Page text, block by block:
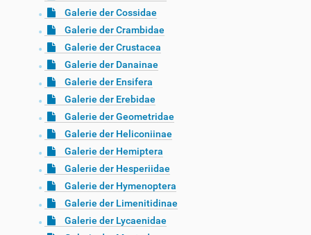
Galerie der Cossidae
Galerie der Crambidae
Galerie der Crustacea
Galerie der Danainae
Galerie der Ensifera
Galerie der Erebidae
Galerie der Geometridae
Galerie der Heliconiinae
Galerie der Hemiptera
Galerie der Hesperiidae
Galerie der Hymenoptera
Galerie der Limenitidinae
Galerie der Lycaenidae